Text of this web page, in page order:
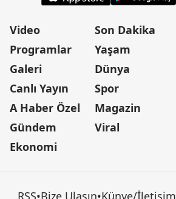
Video
Programlar
Galeri
Canlı Yayın
A Haber Özel
Gündem
Ekonomi
Son Dakika
Yaşam
Dünya
Spor
Magazin
Viral
RSS•Bize Ulaşın•Künye/İletişim